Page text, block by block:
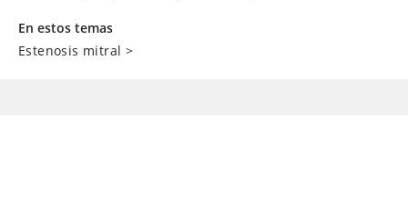
En estos temas
Estenosis mitral >